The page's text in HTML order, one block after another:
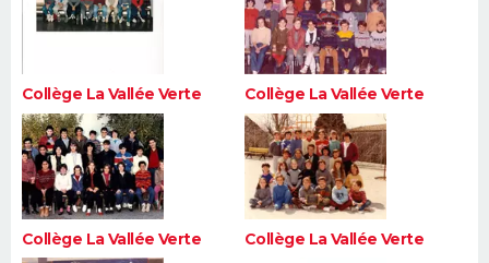
Collège La Vallée Verte Collège La Vallée Verte
Collège La Vallée Verte Collège La Vallée Verte